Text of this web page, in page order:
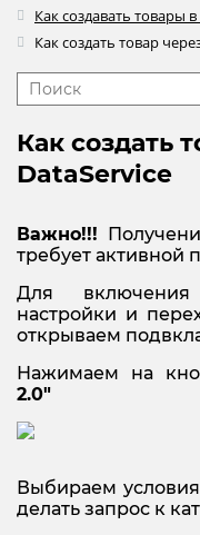
Как создавать товары
Как создать товар
Как создать
DataService
Важно!!!
требует активной
Для включения
настройки и
открываем
Нажимаем на
2.0"
Выбираем
делать запрос к